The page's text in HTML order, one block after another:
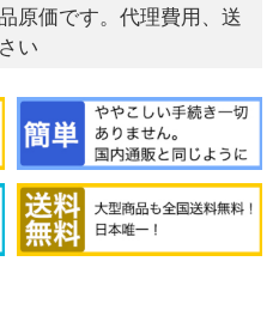
原価です。代理費用、送
い